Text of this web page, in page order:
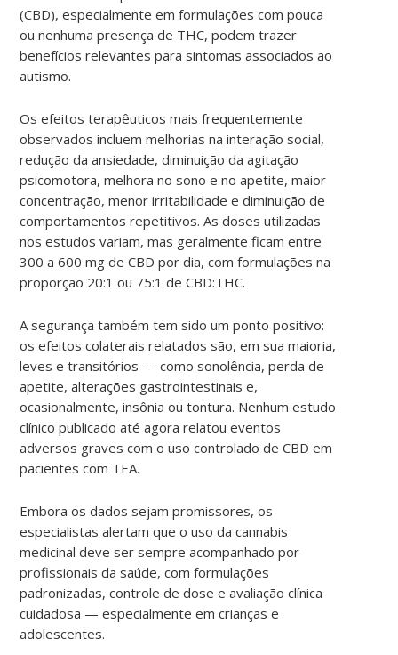
(CBD), especialmente em formulações com pouca
ou nenhuma presença de THC, podem trazer
benefícios relevantes para sintomas associados ao
autismo.
Os efeitos terapêuticos mais frequentemente
observados incluem melhorias na interação social,
redução da ansiedade, diminuição da agitação
psicomotora, melhora no sono e no apetite, maior
concentração, menor irritabilidade e diminuição de
comportamentos repetitivos. As doses utilizadas
nos estudos variam, mas geralmente ficam entre
300 a 600 mg de CBD por dia, com formulações na
proporção 20:1 ou 75:1 de CBD:THC.
A segurança também tem sido um ponto positivo:
os efeitos colaterais relatados são, em sua maioria,
leves e transitórios — como sonolência, perda de
apetite, alterações gastrointestinais e,
ocasionalmente, insônia ou tontura. Nenhum estudo
clínico publicado até agora relatou eventos
adversos graves com o uso controlado de CBD em
pacientes com TEA.
Embora os dados sejam promissores, os
especialistas alertam que o uso da cannabis
medicinal deve ser sempre acompanhado por
profissionais da saúde, com formulações
padronizadas, controle de dose e avaliação clínica
cuidadosa — especialmente em crianças e
adolescentes.